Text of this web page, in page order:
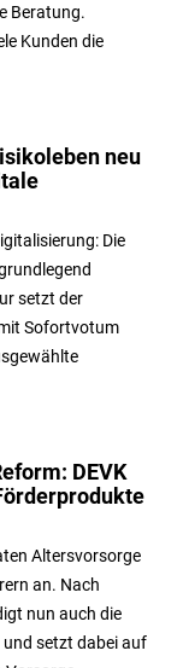
Beratung.
Kunden die
neu
Die
setzt der
Sofortvotum
DEVK
Altersvorsorge
an. Nach
nun auch die
setzt dabei auf